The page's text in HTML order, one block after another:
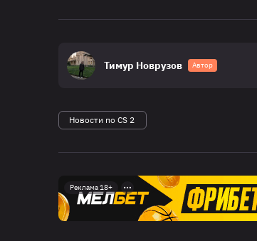
Тимур Новрузов Автор
Новости по CS 2
Реклама 18+